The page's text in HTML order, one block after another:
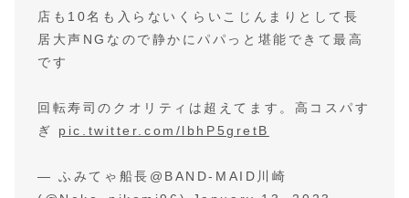
店も10名も入らないくらいこじんまりとして長
居大声NGなので静かにパパっと堪能できて最高
です
回転寿司のクオリティは超えてます。高コスパす
ぎ pic.twitter.com/lbhP5gretB
— ふみてゃ船長@BAND-MAID川崎